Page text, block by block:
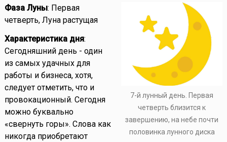
7-й лунный день. Первая
четверть близится к
завершению, на небе почти
половинка лунного диска
Фаза Луны: Первая
четверть, Луна растущая
Характеристика дня:
Сегодняшний день - один
из самых удачных для
работы и бизнеса, хотя,
следует отметить, что и
провокационный. Сегодня
можно буквально
«свернуть горы». Слова как
никогда приобретают